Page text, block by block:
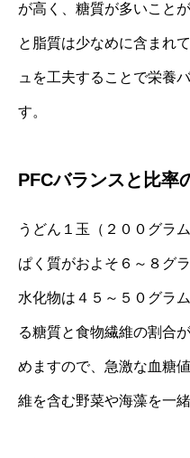
が高く、糖質が多いこと
と脂質は少なめに含まれ
ュを工夫することで栄養
す。
PFCバランスと比率
うどん１玉（２００グラ
ぱく質がおよそ６～８グ
水化物は４５～５０グラ
る糖質と食物繊維の割合
めますので、急激な血糖
維を含む野菜や海藻を一